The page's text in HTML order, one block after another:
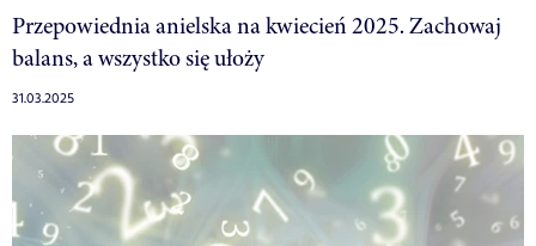
Przepowiednia anielska na kwiecień 2025. Zachowaj
balans, a wszystko się ułoży
31.03.2025